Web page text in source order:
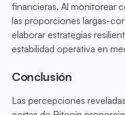
financieras. Al monitorear
las proporciones largas-
elaborar estrategias
estabilidad operativa en
Conclusión
Las percepciones